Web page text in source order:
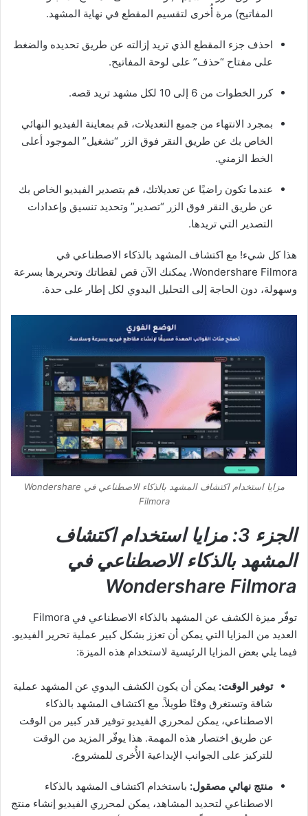
المفاتيح) مرة أُخرى لتقسيم المقطع في نهاية المشهد.
احذف جزء المقطع الذي تريد إزالته عن طريق تحديده والضغط
على مفتاح “حذف” على لوحة المفاتيح.
كرر الخطوات من 6 إلى 10 لكل مشهد تريد قصه.
بمجرد الانتهاء من جميع التعديلات، قم بمعاينة الفيديو النهائي
الخاص بك عن طريق النقر فوق الزر “تشغيل” الموجود أعلى
الخط الزمني.
عندما تكون راضيًا عن تعديلاتك، قم بتصدير الفيديو الخاص بك
عن طريق النقر فوق الزر “تصدير” وتحديد تنسيق وإعدادات
التصدير التي تريدها.
هذا كل شيء! مع اكتشاف المشهد بالذكاء الاصطناعي في
Wondershare Filmora، يمكنك الآن قص لقطاتك وتحريرها بسرعة
وسهولة، دون الحاجة إلى التحليل اليدوي لكل إطار على حدة.
مزايا استخدام اكتشاف المشهد بالذكاء الاصطناعي في Wondershare
Filmora
الجزء 3: مزايا استخدام اكتشاف
المشهد بالذكاء الاصطناعي في
Wondershare Filmora
توفّر ميزة الكشف عن المشهد بالذكاء الاصطناعي في Filmora
العديد من المزايا التي يمكن أن تعزز بشكل كبير عملية تحرير الفيديو.
فيما يلي بعض المزايا الرئيسية لاستخدام هذه الميزة:
توفير الوقت: يمكن أن يكون الكشف اليدوي عن المشهد عملية
شاقة وتستغرق وقتًا طويلاً. مع اكتشاف المشهد بالذكاء
الاصطناعي، يمكن لمحرري الفيديو توفير قدر كبير من الوقت
عن طريق اختصار هذه المهمة. هذا يوفّر المزيد من الوقت
للتركيز على الجوانب الإبداعية الأُخرى للمشروع.
منتج نهائي مصقول: باستخدام اكتشاف المشهد بالذكاء
الاصطناعي لتحديد المشاهد، يمكن لمحرري الفيديو إنشاء منتج